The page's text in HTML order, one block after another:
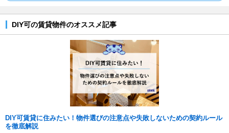
DIY可の賃貸物件のオススメ記事
DIY可賃貸に住みたい！物件選びの注意点や失敗しないための契約ルール
を徹底解説